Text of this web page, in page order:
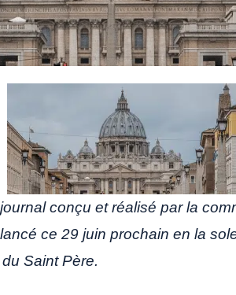
conçu et réalisé par la
ce 29 juin prochain en la
Saint Père.